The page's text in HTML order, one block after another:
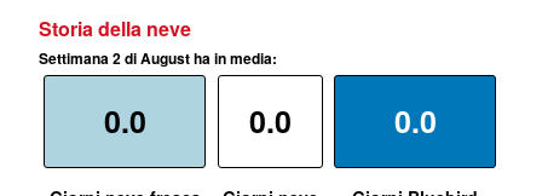
Storia della neve
Settimana 2 di August ha in media:
0.0 0.0 0.0